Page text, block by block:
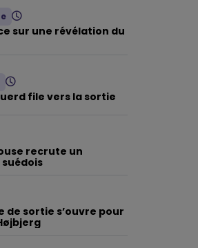
sur une révélation du
file vers la sortie
recrute un
de sortie s’ouvre pour